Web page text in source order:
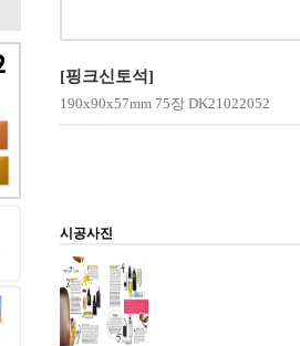
[핑크신토석]
190x90x57mm 75장 DK21022052
시공사진